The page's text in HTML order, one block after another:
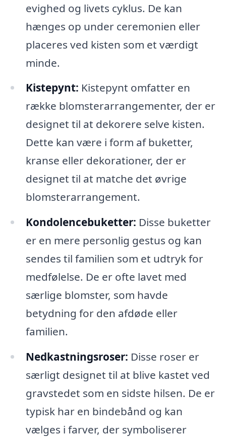
evighed og livets cyklus. De kan
hænges op under ceremonien eller
placeres ved kisten som et værdigt
minde.
Kistepynt: Kistepynt omfatter en
række blomsterarrangementer, der er
designet til at dekorere selve kisten.
Dette kan være i form af buketter,
kranse eller dekorationer, der er
designet til at matche det øvrige
blomsterarrangement.
Kondolencebuketter: Disse buketter
er en mere personlig gestus og kan
sendes til familien som et udtryk for
medfølelse. De er ofte lavet med
særlige blomster, som havde
betydning for den afdøde eller
familien.
Nedkastningsroser: Disse roser er
særligt designet til at blive kastet ved
gravstedet som en sidste hilsen. De er
typisk har en bindebånd og kan
vælges i farver, der symboliserer